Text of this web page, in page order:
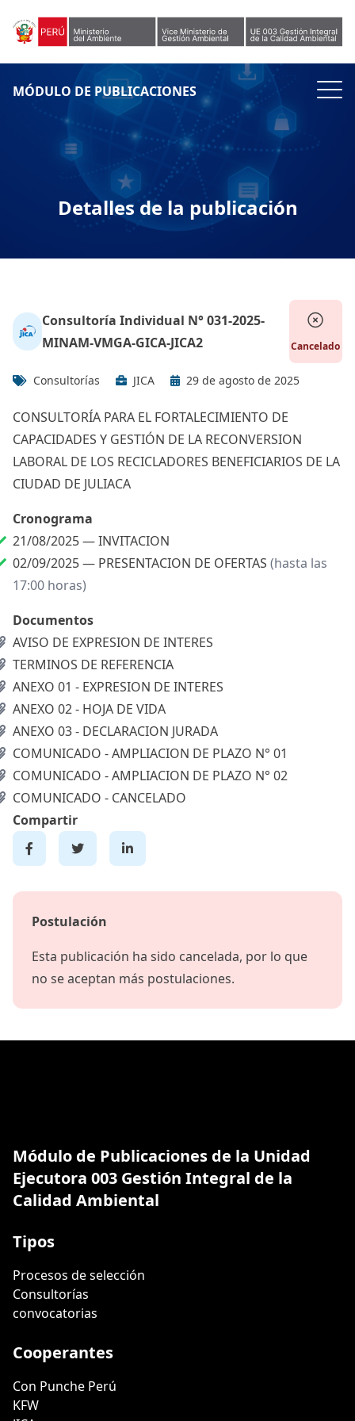
MÓDULO DE PUBLICACIONES
Detalles de la publicación
Consultoría Individual N° 031-2025-
MINAM-VMGA-GICA-JICA2
Cancelado
Consultorías JICA 29 de agosto de 2025
CONSULTORÍA PARA EL FORTALECIMIENTO DE
CAPACIDADES Y GESTIÓN DE LA RECONVERSION
LABORAL DE LOS RECICLADORES BENEFICIARIOS DE LA
CIUDAD DE JULIACA
Cronograma
21/08/2025 —INVITACION
02/09/2025 — PRESENTACION DE OFERTAS (hasta las
17:00 horas)
Documentos
AVISO DE EXPRESION DE INTERES
TERMINOS DE REFERENCIA
ANEXO 01 - EXPRESION DE INTERES
ANEXO 02 - HOJA DE VIDA
ANEXO 03 - DECLARACION JURADA
COMUNICADO - AMPLIACION DE PLAZO N° 01
COMUNICADO - AMPLIACION DE PLAZO N° 02
COMUNICADO - CANCELADO
Compartir
Postulación
Esta publicación ha sido cancelada, por lo que
no se aceptan más postulaciones.
Módulo de Publicaciones de la Unidad
Ejecutora 003 Gestión Integral de la
Calidad Ambiental
Tipos
Procesos de selección
Consultorías
convocatorias
Cooperantes
Con Punche Perú
KFW